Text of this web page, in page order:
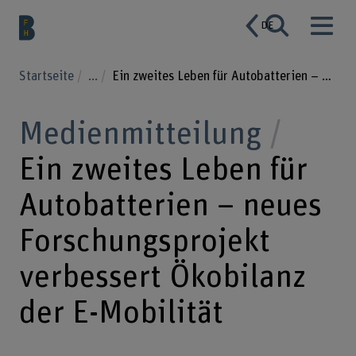
DE
Startseite ... Ein zweites Leben für Autobatterien – neues Forschungsprojekt verbessert Ökobilanz der E-Mobilität
Medienmitteilung
Ein zweites Leben für
Autobatterien – neues
Forschungsprojekt
verbessert Ökobilanz
der E-Mobilität